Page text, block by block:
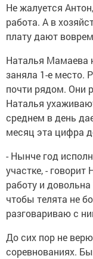
Не жалуется
работа. А в
плату дают
Наталья Мамаева
заняла 1-е место.
почти рядом. Они
Наталья
среднем в день
месяц эта цифра
- Нынче год
участке, -
работу и
чтобы телята не
разговариваю с
До сих пор не
соревнованиях.